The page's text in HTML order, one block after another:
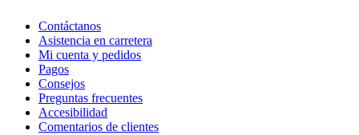
Contáctanos
Asistencia en carretera
Mi cuenta y pedidos
Pagos
Consejos
Preguntas frecuentes
Accesibilidad
Comentarios de clientes